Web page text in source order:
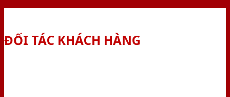
ĐỐI TÁC KHÁCH HÀNG